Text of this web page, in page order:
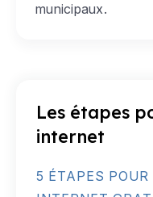
municipaux.
Les étapes
internet
5 ÉTAPES POUR